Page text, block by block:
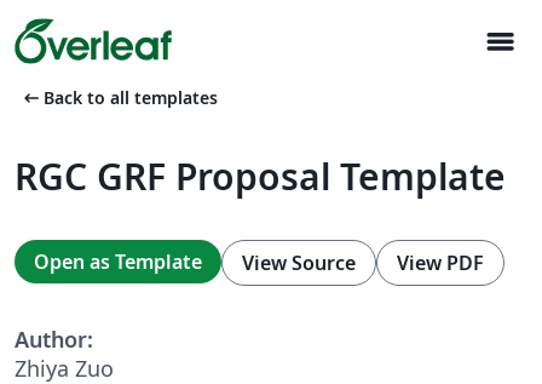
menu
arrow_left_alt Back to all templates
RGC GRF Proposal Template
Open as Template View Source View PDF
Author:
Zhiya Zuo